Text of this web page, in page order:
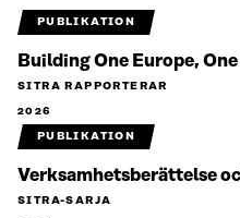
PUBLIKATION
Building One Europe,
SITRA RAPPORTERAR
2026
PUBLIKATION
Verksamhetsberättelse
SITRA-SARJA